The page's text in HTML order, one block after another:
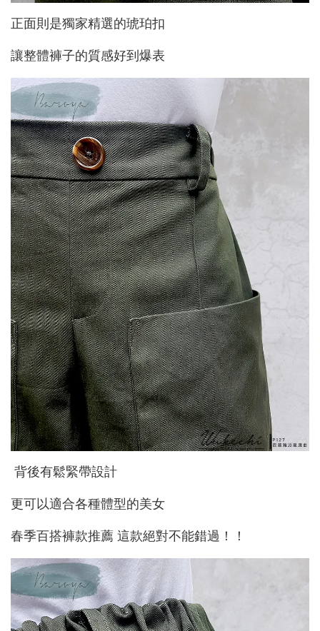
正面則是獨家精選的琥珀扣
讓整體褲子的質感好到爆表
背後有鬆緊帶設計
更可以適合各種體型的美女
春季百搭褲款推薦 這款絕對不能錯過！！